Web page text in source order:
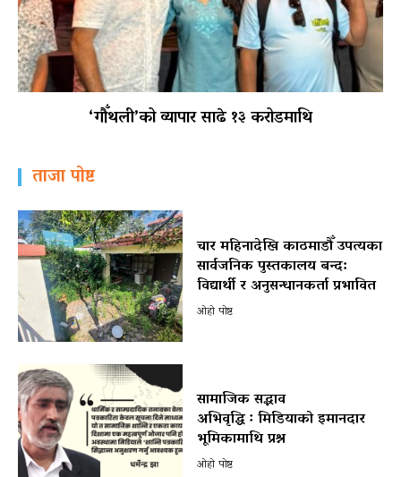
‘गौँथली’को व्यापार साढे १३ करोडमाथि
ताजा पोष्ट
चार महिनादेखि काठमाडौँ उपत्यका
सार्वजनिक पुस्तकालय बन्द:
विद्यार्थी र अनुसन्धानकर्ता प्रभावित
ओहो पोष्ट
सामाजिक सद्भाव
अभिवृद्धि ः मिडियाको इमानदार
भूमिकामाथि प्रश्न
ओहो पोष्ट